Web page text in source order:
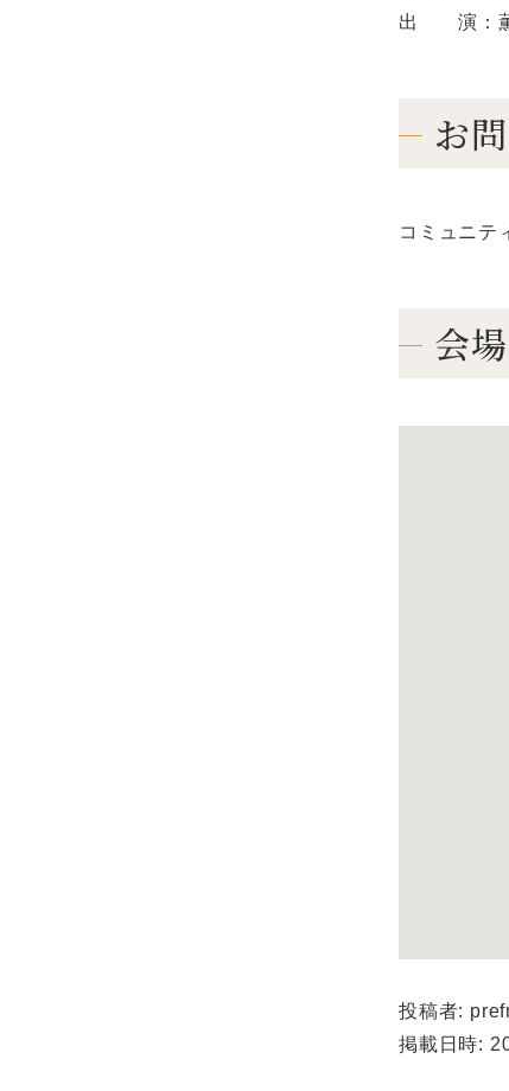
出 演：薫
お
コミュニ
会
投稿者:
掲載日時: